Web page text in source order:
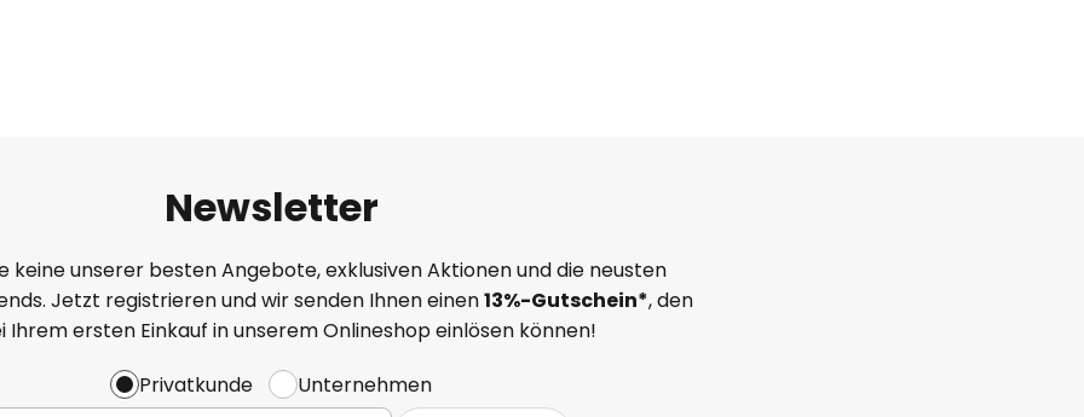
Newsletter
keine unserer besten Angebote, exklusiven Aktionen und die neusten
Jetzt registrieren und wir senden Ihnen einen13%-Gutschein*, den
Ihrem ersten Einkauf in unserem Onlineshop einlösen können!
Privatkunde
Unternehmen